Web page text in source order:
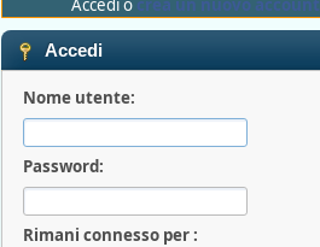
Accedi o crea un nuovo account
Accedi
Nome utente:
Password:
Rimani connesso per :